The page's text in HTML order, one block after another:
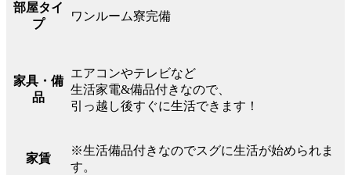
部屋タイ
プ
ワンルーム寮完備
家具・備
品
エアコンやテレビなど
生活家電&備品付きなので、
引っ越し後すぐに生活できます！
家賃
※生活備品付きなのでスグに生活が始められま
す。